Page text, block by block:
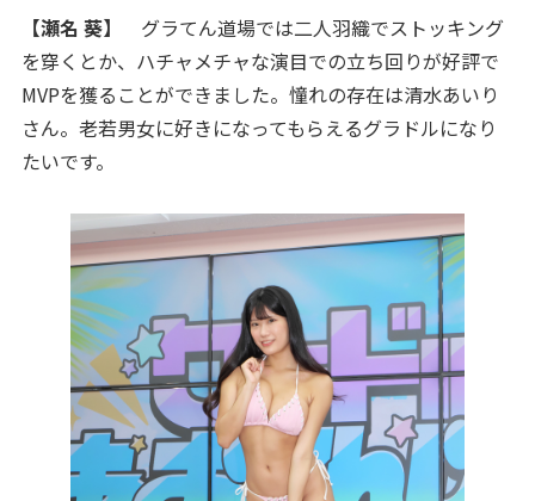
【瀬名 葵】
グラてん道場では二人羽織でストッキング
を穿くとか、ハチャメチャな演目での立ち回りが好評で
MVPを獲ることができました。憧れの存在は清水あいり
さん。老若男女に好きになってもらえるグラドルになり
たいです。